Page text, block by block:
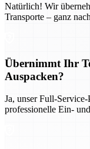
Natürlich! Wir
Transporte – ganz
Übernimmt Ihr
Auspacken?
Ja, unser Full-
professionelle Ein-